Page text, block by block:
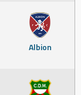
Albion